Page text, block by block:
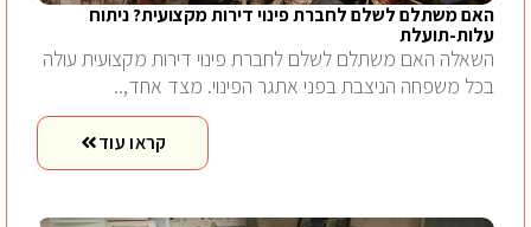
האם משתלם לשלם לחברת פינוי דירות מקצועית? ניתוח
עלות-תועלת
השאלה האם משתלם לשלם לחברת פינוי דירות מקצועית עולה
בכל משפחה הניצבת בפני אתגר הפינוי. מצד אחד,..
קראו עוד